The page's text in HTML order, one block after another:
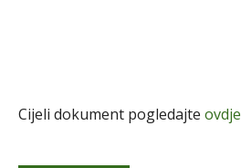
Cijeli dokument pogledajte ovdje